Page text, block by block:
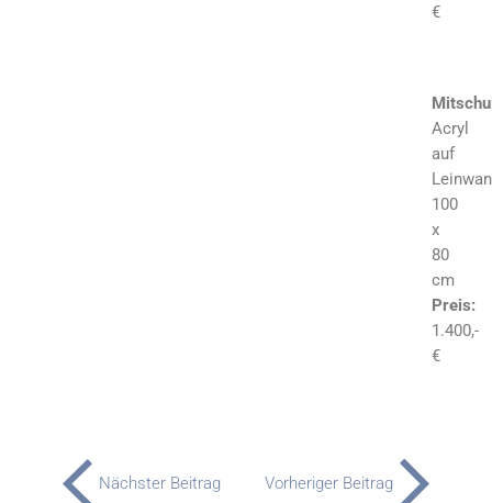
€
Acryl
auf
100
x
80
cm
Preis:
1.400,-
€
Nächster Beitrag Vorheriger Beitrag